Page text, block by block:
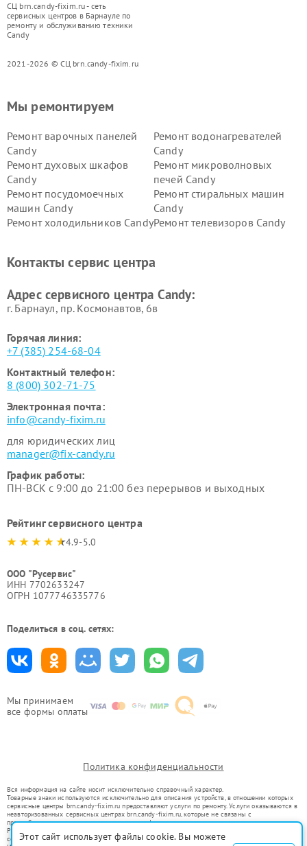
СЦ brn.candy-fixim.ru - сеть
сервисных центров в Барнауле по
ремонту и обслуживанию техники
Candy
2021-2026 © СЦ brn.candy-fixim.ru
Мы принимаем
все формы оплаты
Мы ремонтируем
Ремонт варочных панелей
Candy
Ремонт водонагревателей
Candy
Ремонт духовых шкафов
Candy
Ремонт микроволновых
печей Candy
Ремонт посудомоечных
машин Candy
Ремонт стиральных машин
Candy
Ремонт холодильников CandyРемонт телевизоров Candy
Контакты сервис центра
Адрес сервисного центра Candy:
г. Барнаул, ​пр. Космонавтов, 6в
Горячая линия:
+7 (385) 254-68-04
Контактный телефон:
8 (800) 302-71-75
Электронная почта:
info@candy-fixim.ru
для юридических лиц
manager@fix-candy.ru
График работы:
ПН-ВСК с 9:00 до 21:00 без перерывов и выходных
Рейтинг сервисного центра
4.9-5.0
ООО "Русервис"
ИНН 7702633247
ОГРН 1077746335776
Поделиться в соц. сетях:
Политика конфиденциальности
Вся информация на сайте носит исключительно справочный характер.
Товарные знаки используются исключительно для описания устройств, в отношении которых
сервисные центры brn.candy-fixim.ru предоставляют услуги по ремонту. Услуги оказываются в
неавторизованных сервисных центрах brn.candy-fixim.ru, которые не связаны с
правообладателями товарных знаков или их официальными представителями.
Ремонт осуществляется для устройств, уже введенных в гражданский оборот в соответствии
со статьей 1487 ГК РФ.
Этот сайт использует файлы cookie. Вы можете